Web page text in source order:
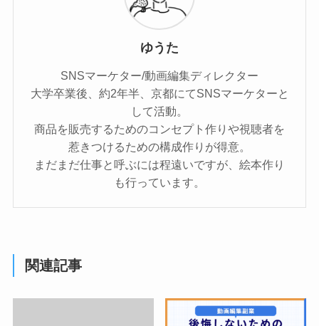
ゆうた
SNSマーケター/動画編集ディレクター
大学卒業後、約2年半、京都にてSNSマーケターと
して活動。
商品を販売するためのコンセプト作りや視聴者を
惹きつけるための構成作りが得意。
まだまだ仕事と呼ぶには程遠いですが、絵本作り
も行っています。
関連記事